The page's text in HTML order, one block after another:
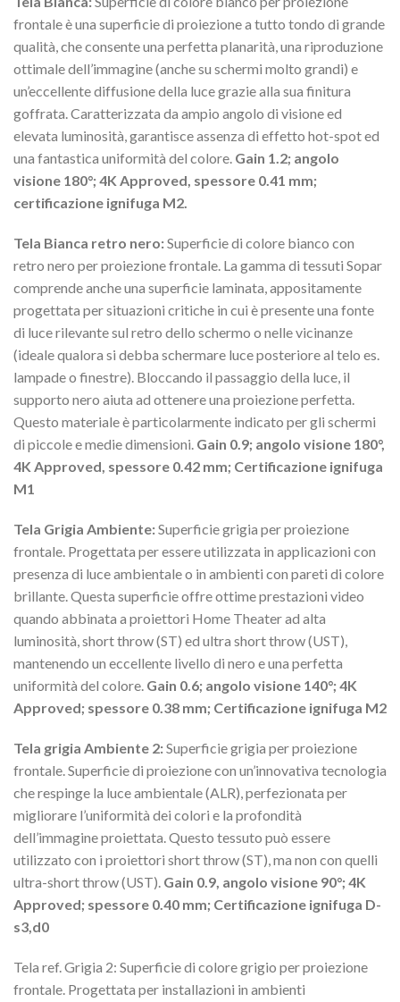
frontale è una superficie di proiezione a tutto tondo di grande
qualità, che consente una perfetta planarità, una riproduzione
ottimale dell’immagine (anche su schermi molto grandi) e
un’eccellente diffusione della luce grazie alla sua finitura
goffrata. Caratterizzata da ampio angolo di visione ed
elevata luminosità, garantisce assenza di effetto hot-spot ed
una fantastica uniformità del colore. Gain 1.2; angolo
visione 180°; 4K Approved, spessore 0.41 mm;
certificazione ignifuga M2.
Tela Bianca retro nero:Superficie di colore bianco con
retro nero per proiezione frontale. La gamma di tessuti Sopar
comprende anche una superficie laminata, appositamente
progettata per situazioni critiche in cui è presente una fonte
di luce rilevante sul retro dello schermo o nelle vicinanze
(ideale qualora si debba schermare luce posteriore al telo es.
lampade o finestre). Bloccando il passaggio della luce, il
supporto nero aiuta ad ottenere una proiezione perfetta.
Questo materiale è particolarmente indicato per gli schermi
di piccole e medie dimensioni. Gain 0.9; angolo visione 180°,
4K Approved, spessore 0.42 mm; Certificazione ignifuga
M1
Tela Grigia Ambiente:Superficie grigia per proiezione
frontale. Progettata per essere utilizzata in applicazioni con
presenza di luce ambientale o in ambienti con pareti di colore
brillante. Questa superficie offre ottime prestazioni video
quando abbinata a proiettori Home Theater ad alta
luminosità, short throw (ST) ed ultra short throw (UST),
mantenendo un eccellente livello di nero e una perfetta
uniformità del colore. Gain 0.6; angolo visione 140°; 4K
Approved; spessore 0.38 mm; Certificazione ignifuga M2
Tela grigia Ambiente 2:Superficie grigia per proiezione
frontale. Superficie di proiezione con un’innovativa tecnologia
che respinge la luce ambientale (ALR), perfezionata per
migliorare l’uniformità dei colori e la profondità
dell’immagine proiettata. Questo tessuto può essere
utilizzato con i proiettori short throw (ST), ma non con quelli
ultra-short throw (UST). Gain 0.9, angolo visione 90°; 4K
Approved; spessore 0.40 mm; Certificazione ignifuga D-
s3,d0
Tela ref. Grigia 2: Superficie di colore grigio per proiezione
frontale. Progettata per installazioni in ambienti